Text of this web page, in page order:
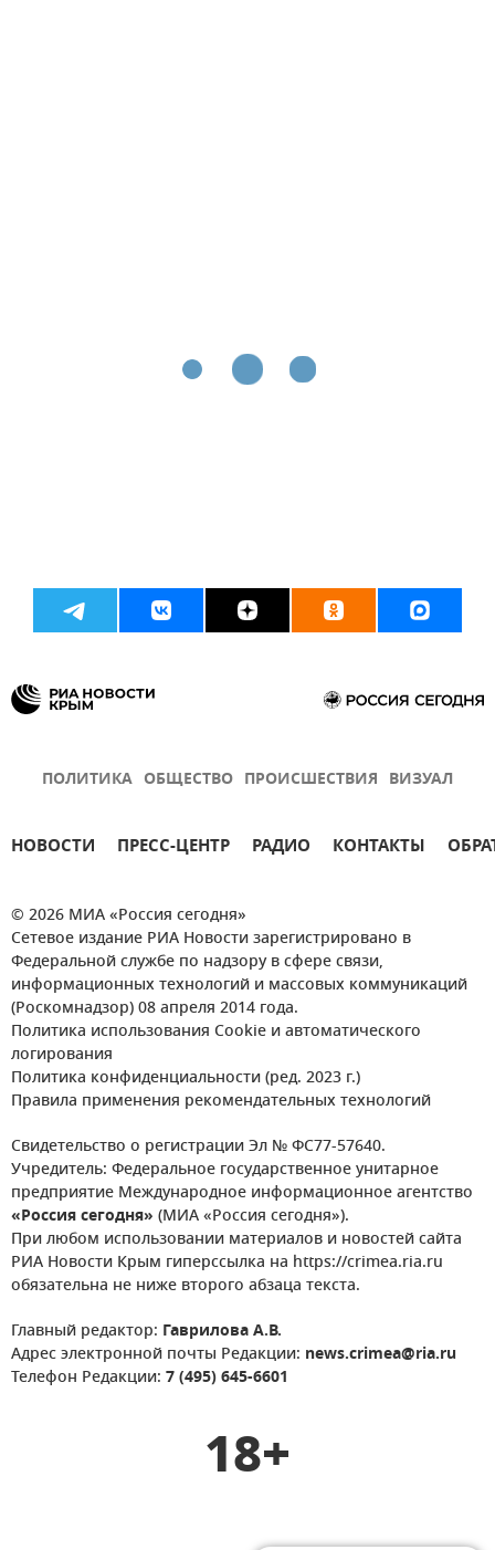
ПОЛИТИКА ОБЩЕСТВО ПРОИСШЕСТВИЯ ВИЗУАЛ
НОВОСТИ ПРЕСС-ЦЕНТР РАДИО КОНТАКТЫ
© 2026 МИА «Россия сегодня»
Сетевое издание РИА Новости зарегистрировано в
Федеральной службе по надзору в сфере связи,
информационных технологий и массовых коммуникаций
(Роскомнадзор) 08 апреля 2014 года.
Политика использования Cookie и автоматического
логирования
Политика конфиденциальности (ред. 2023 г.)
Правила применения рекомендательных технологий
Свидетельство о регистрации Эл № ФС77-57640.
Учредитель: Федеральное государственное унитарное
предприятие Международное информационное агентство
«Россия сегодня» (МИА «Россия сегодня»).
При любом использовании материалов и новостей сайта
РИА Новости Крым гиперссылка на https://crimea.ria.ru
обязательна не ниже второго абзаца текста.
Главный редактор: Гаврилова А.В.
Адрес электронной почты Редакции: news.crimea@ria.ru
Телефон Редакции: 7 (495) 645-6601
18+